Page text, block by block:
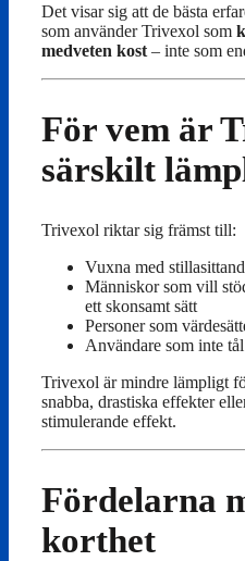
Det visar sig att de bästa
som använder Trivexol som
medveten kost – inte som
För vem är
särskilt
Trivexol riktar sig främst till:
Vuxna med
Människor som vill
ett skonsamt sätt
Personer som
Användare som inte
Trivexol är mindre lämpligt
snabba, drastiska effekter
stimulerande effekt.
Fördelarna
korthet